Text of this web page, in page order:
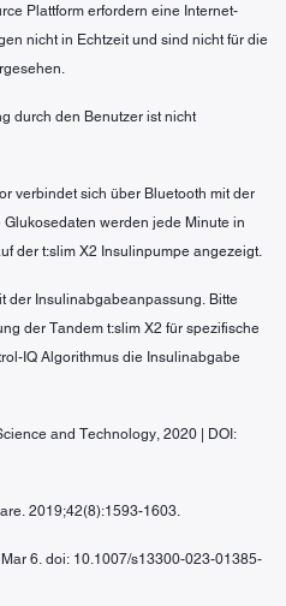
Plattform erfordern eine Internet-
nicht in Echtzeit und sind nicht für die
durch den Benutzer ist nicht
verbindet sich über Bluetooth mit der
werden jede Minute in
der t:slim X2 Insulinpumpe angezeigt.
der Insulinabgabeanpassung. Bitte
der Tandem t:slim X2 für spezifische
IQ Algorithmus die Insulinabgabe
and Technology, 2020 | DOI:
2019;42(8):1593-1603.
6. doi: 10.1007/s13300-023-01385-